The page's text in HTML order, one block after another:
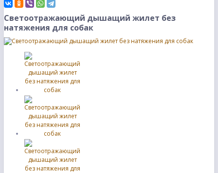
Светоотражающий дышащий жилет без
натяжения для собак